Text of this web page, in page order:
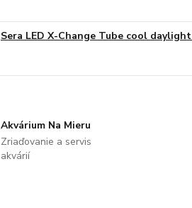
Sera LED X-Change Tube cool
Akvárium Na Mieru
Zriaďovanie a servis
akvárií